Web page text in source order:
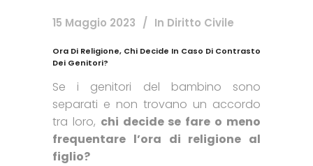
15 Maggio 2023 In Diritto Civile
Ora Di Religione, Chi Decide In Caso Di Contrasto
Dei Genitori?
Se i genitori del bambino sono
separati e non trovano un accordo
tra loro, chi decide se fare o meno
frequentare l’ora di religione al
figlio?